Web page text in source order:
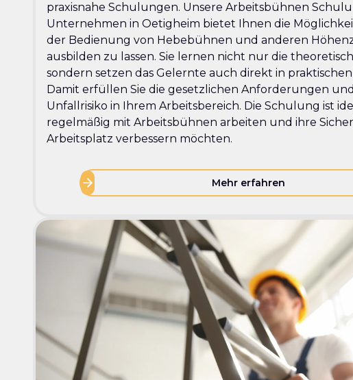
praxisnahe Schulungen. Unsere Arbeitsbühnen
Unternehmen in Oetigheim bietet Ihnen die
der Bedienung von Hebebühnen und anderen
ausbilden zu lassen. Sie lernen nicht nur die
sondern setzen das Gelernte auch direkt in
Damit erfüllen Sie die gesetzlichen Anforderungen
Unfallrisiko in Ihrem Arbeitsbereich. Die Schulung ist
regelmäßig mit Arbeitsbühnen arbeiten und ihre
Arbeitsplatz verbessern möchten.
Mehr erfahren